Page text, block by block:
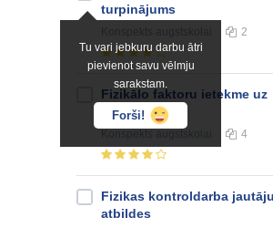
Tu vari jebkuru darbu ātri
pievienot savu vēlmju
sarakstam.
Forši!
turpinājums
2
Fizikālo faktoru ietekme uz
iedzimtību
4
Fizikas kontroldarba
atbildes